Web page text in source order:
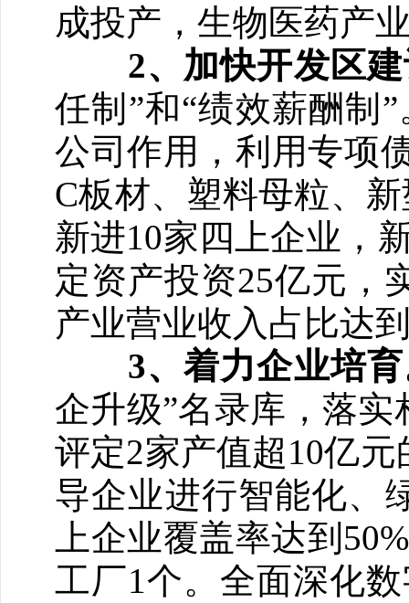
成投产，生物医药产
2、加快开发区
任制”和“绩效薪酬制
公司作用，利用专项
C板材、塑料母粒、
新进10家四上企业，
定资产投资25亿元，
产业营业收入占比达
3、着力企业培
企升级”名录库，落
评定2家产值超10亿
导企业进行智能化、
上企业覆盖率达到
工厂1个。全面深化